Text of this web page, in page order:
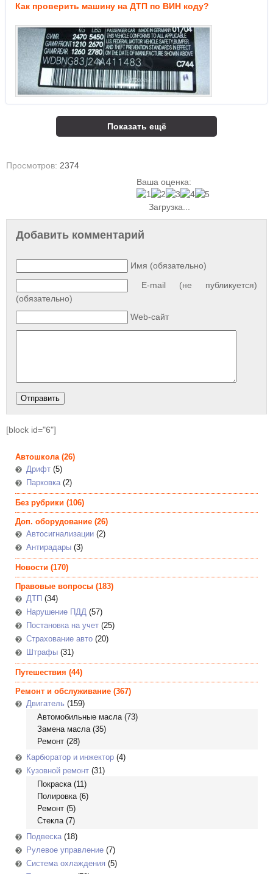
Как проверить машину на ДТП по ВИН коду?
Показать ещё
Просмотров: 2374
Ваша оценка:
Загрузка...
Добавить комментарий
Имя (обязательно)
E-mail (не публикуется)
(обязательно)
Web-сайт
[block id="6"]
Автошкола(26)
Дрифт (5)
Парковка(2)
Без рубрики (106)
Доп. оборудование (26)
Автосигнализации (2)
Антирадары (3)
Новости (170)
Правовые вопросы (183)
ДТП (34)
Нарушение ПДД (57)
Постановка на учет (25)
Страхование авто (20)
Штрафы (31)
Путешествия (44)
Ремонт и обслуживание (367)
Двигатель (159)
Автомобильные масла(73)
Замена масла(35)
Ремонт (28)
Карбюратор и инжектор (4)
Кузовной ремонт (31)
Покраска(11)
Полировка(6)
Ремонт (5)
Стекла(7)
Подвеска(18)
Рулевое управление (7)
Система охлаждения (5)